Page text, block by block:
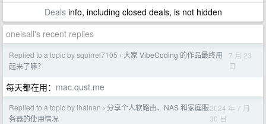
Dealsinfo, including closed deals, is not hidden
oneisall's recent replies
Replied to a topic by squirrel7105 › 大家 VibeCoding 的作品最终用
起来了嘛？
7 月 23
日
每天都在用： mac.qust.me
Replied to a topic by ihainan › 分享个人软路由、NAS 和家庭服
务器的使用情况
2024 年 7 月
30 日